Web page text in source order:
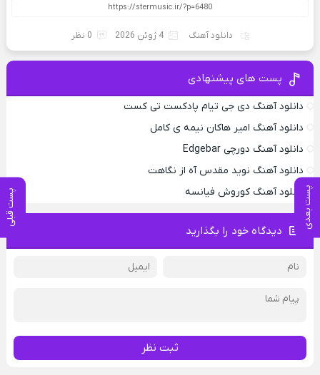
پست بعدی پست قبلی
دانلود آهنگ 4 ژوئن 2026 0 نظر
پست های پیشنهادی
دانلود آهنگ دی جی تیام پادکست تی کست
دانلود آهنگ امیر هاکان نیمه ی کامل
دانلود آهنگ دورچی Edgebar
دانلود آهنگ نوید مقدس آه از نگاهت
دانلود آهنگ کوروش فیانسه
دیدگاه خود را بگذارید
ثبت نظر